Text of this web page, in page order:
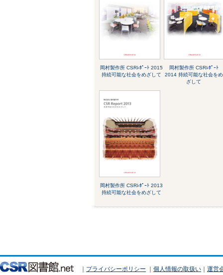
岡村製作所 CSRﾚﾎﾟｰﾄ 2015
持続可能な社会をめざして
岡村製作所 CSRﾚﾎﾟｰﾄ
2014 持続可能な社会をめ
ざして
岡村製作所 CSRﾚﾎﾟｰﾄ 2013
持続可能な社会をめざして
｜ プライバシーポリシー ｜ 個人情報の取扱い ｜ 運営